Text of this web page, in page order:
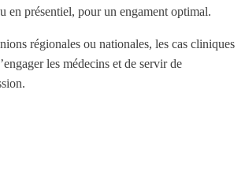
en présentiel, pour un engament optimal.
régionales ou nationales, les cas cliniques
les médecins et de servir de